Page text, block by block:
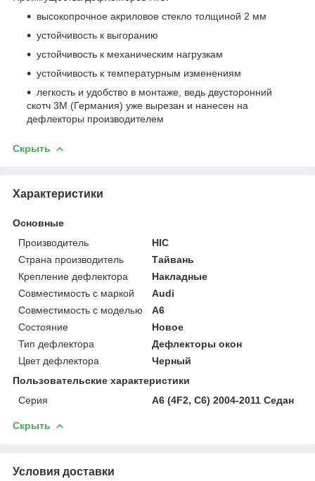
высокопрочное акриловое стекло толщиной 2 мм
устойчивость к выгоранию
устойчивость к механическим нагрузкам
устойчивость к температурным изменениям
легкость и удобство в монтаже, ведь двусторонний
скотч 3М (Германия) уже вырезан и нанесен на
дефлекторы производителем
Скрыть
Характеристики
Основные
Производитель
HIC
Страна производитель
Тайвань
Крепление дефлектора
Накладные
Совместимость с маркой
Audi
Совместимость с моделью
A6
Состояние
Новое
Тип дефлектора
Дефлекторы окон
Цвет дефлектора
Черный
Пользовательские характеристики
Серия
A6 (4F2, C6) 2004-2011 Седан
Скрыть
Условия доставки